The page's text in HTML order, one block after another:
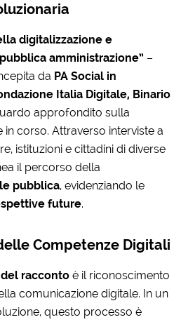
digitalizzazione e
amministrazione” –
da PA Social in
Italia Digitale, Binario
approfondito sulla
corso. Attraverso interviste a
istituzioni e cittadini di diverse
il percorso della
pubblica, evidenziando le
future.
Competenze Digitali
racconto è il riconoscimento
comunicazione digitale. In un
questo processo è